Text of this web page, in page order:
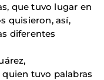
que tuvo lugar en
quisieron, así,
diferentes
tuvo palabras